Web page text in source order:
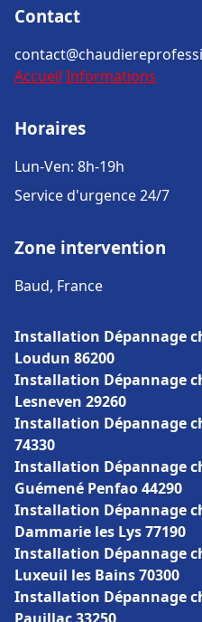
Contact
Accueil Informations
Horaires
Lun-Ven: 8h-19h
Service d'urgence 24/7
Zone intervention
Baud, France
Installation Dépannage
Loudun 86200
Installation Dépannage
Lesneven 29260
Installation Dépannage
74330
Installation Dépannage
Guémené Penfao 44290
Installation Dépannage
Dammarie les Lys 77190
Installation Dépannage
Luxeuil les Bains 70300
Installation Dépannage